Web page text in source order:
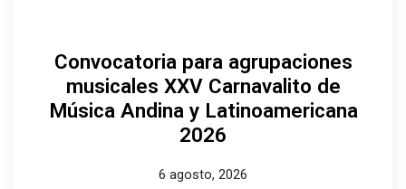
Convocatoria para agrupaciones
musicales XXV Carnavalito de
Música Andina y Latinoamericana
2026
6 agosto, 2026